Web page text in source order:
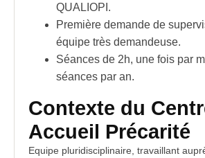
QUALIOPI.
Première demande de
équipe très demandeuse.
Séances de 2h, une fois par
séances par an.
Contexte du
Accueil Précarité
Equipe pluridisciplinaire, travaillant